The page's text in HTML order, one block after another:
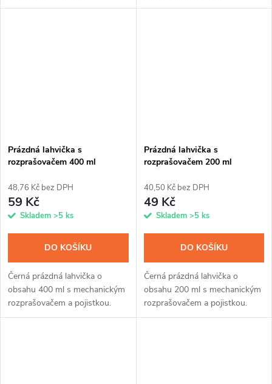
plyšových sedaček před
pravidelnou aplikaci našich
Prázdná lahvička s
rozprašovačem 400 ml
48,76 Kč bez DPH
59 Kč
Skladem >5 ks
DO KOŠÍKU
Černá prázdná lahvička o
obsahu 400 ml s mechanickým
rozprašovačem a pojistkou.
Ideální pro pravidelnou aplikaci
Prázdná lahvička s
rozprašovačem 200 ml
40,50 Kč bez DPH
49 Kč
Skladem >5 ks
DO KOŠÍKU
Černá prázdná lahvička o
obsahu 200 ml s mechanickým
rozprašovačem a pojistkou.
Ideální pro pravidelnou aplikaci